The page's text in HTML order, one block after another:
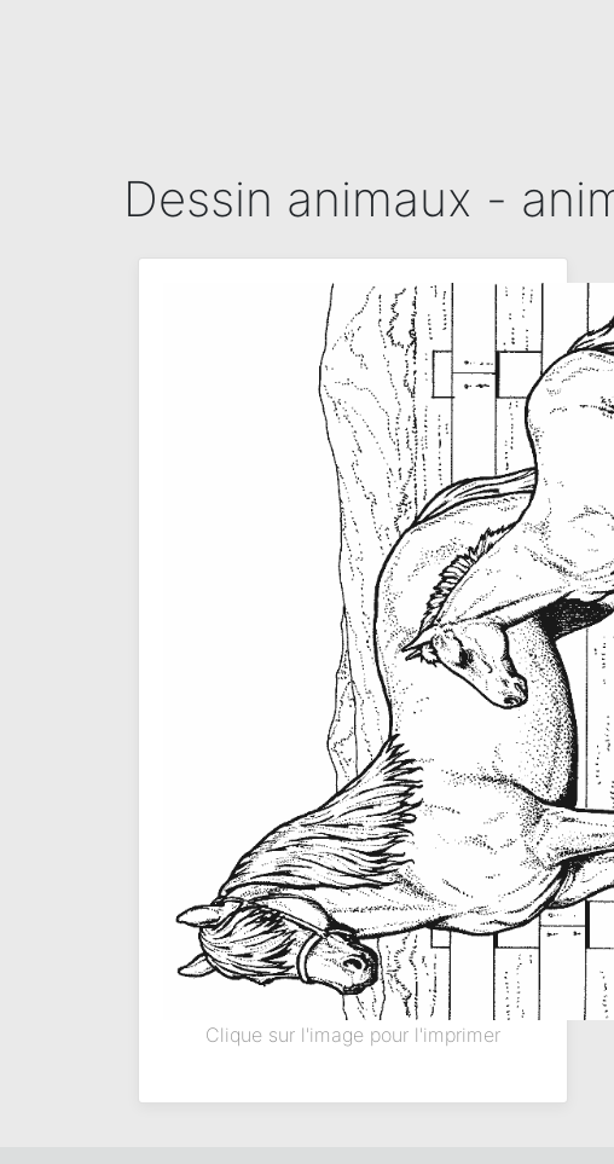
Dessin animaux -
Clique sur l'image pour l'imprimer